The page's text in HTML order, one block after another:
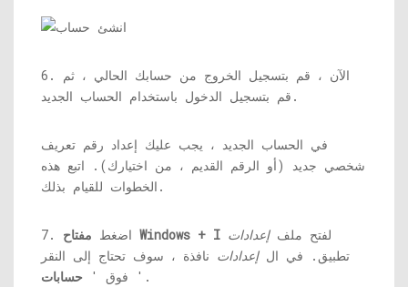
6. الآن ، قم بتسجيل الخروج من حسابك الحالي ، ثم
قم بتسجيل الدخول باستخدام الحساب الجديد.
في الحساب الجديد ، يجب عليك إعداد رقم تعريف
شخصي جديد (أو الرقم القديم ، من اختيارك). اتبع هذه
الخطوات للقيام بذلك.
7. اضغط مفتاح Windows + I لفتح ملفإعدادات
تطبيق. في الإعدادات نافذة ، سوف تحتاج إلى النقر
فوق ' حسابات '.